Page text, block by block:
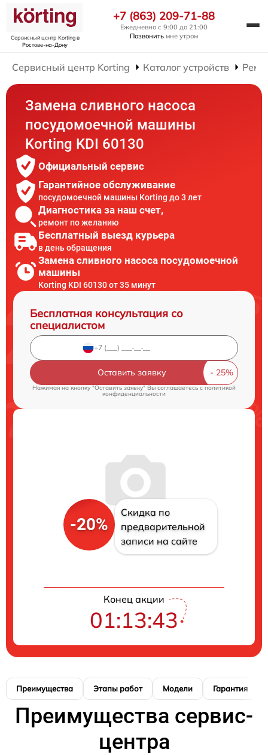
Сервисный центр Kortingв
Ростове-на-Дону
+7 (863) 209-71-88
Ежедневно с 9:00 до 21:00
Позвонить мне утром
Сервисный центр Korting Каталог устройств
Замена сливного насоса
посудомоечной машины
Korting KDI 60130
Официальный сервис
Гарантийное обслуживание
посудомоечной машины Korting до 3 лет
Диагностика за наш счет,
ремонт по желанию
Бесплатный выезд курьера
в день обращения
Замена сливного насоса посудомоечной
машины
Korting KDI 60130 от 35 минут
Бесплатная консультация со
специалистом
Оставить заявку
Нажимая на кнопку "Оставить заявку" Вы соглашаетесь cполитикой
конфиденциальности
-20%
Скидка по
предварительной
записи на сайте
Конец акции
01:13:42
Преимущества Этапы работ Модели Гарантия
Преимущества сервис-
центра